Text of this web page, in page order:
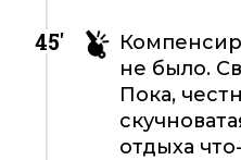
45'
не было.
Пока,
отдыха